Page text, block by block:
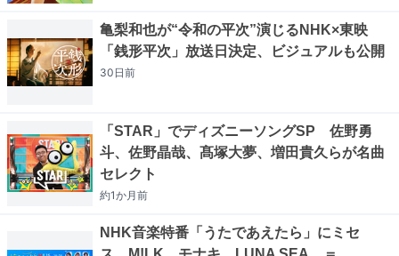
亀梨和也が“令和の平次”演じるNHK×東映
「銭形平次」放送日決定、ビジュアルも公開
30日前
「STAR」でディズニーソングSP 佐野勇
斗、佐野晶哉、髙塚大夢、増田貴久らが名曲
セレクト
約1か月前
NHK音楽特番「うたであえたら」にミセ